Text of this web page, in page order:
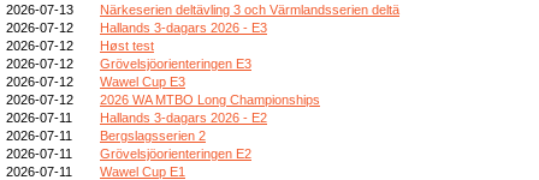
2026-07-13
Närkeserien deltävling 3 och Värmlandsserien deltä
2026-07-12
Hallands 3-dagars 2026 - E3
2026-07-12
Høst test
2026-07-12
Grövelsjöorienteringen E3
2026-07-12
Wawel Cup E3
2026-07-12
2026 WA MTBO Long Championships
2026-07-11
Hallands 3-dagars 2026 - E2
2026-07-11
Bergslagsserien 2
2026-07-11
Grövelsjöorienteringen E2
2026-07-11
Wawel Cup E1